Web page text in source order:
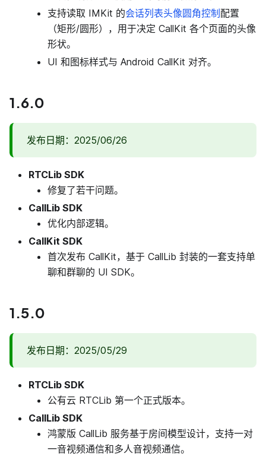
支持读取 IMKit 的会话列表头像圆角控制 配置
（矩形/圆形），用于决定 CallKit 各个页面的头像
形状。
UI 和图标样式与 Android CallKit 对齐。
1.6.0
发布日期：2025/06/26
RTCLib SDK
修复了若干问题。
CallLib SDK
优化内部逻辑。
CallKit SDK
首次发布 CallKit，基于 CallLib 封装的一套支持单
聊和群聊的 UI SDK。
1.5.0
发布日期：2025/05/29
RTCLib SDK
公有云 RTCLib 第一个正式版本。
CallLib SDK
鸿蒙版 CallLib 服务基于房间模型设计，支持一对
一音视频通信和多人音视频通信。